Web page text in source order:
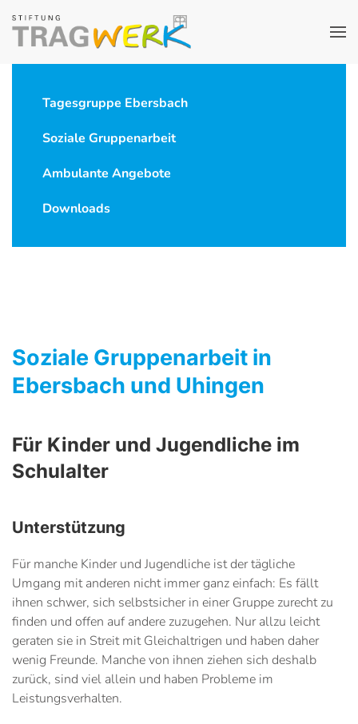
Tagesgruppe Ebersbach
Soziale Gruppenarbeit
Ambulante Angebote
Downloads
Soziale Gruppenarbeit in
Ebersbach und Uhingen
Für Kinder und Jugendliche im
Schulalter
Unterstützung
Für manche Kinder und Jugendliche ist der tägliche
Umgang mit anderen nicht immer ganz einfach: Es fällt
ihnen schwer, sich selbstsicher in einer Gruppe zurecht zu
finden und offen auf andere zuzugehen. Nur allzu leicht
geraten sie in Streit mit Gleichaltrigen und haben daher
wenig Freunde. Manche von ihnen ziehen sich deshalb
zurück, sind viel allein und haben Probleme im
Leistungsverhalten.